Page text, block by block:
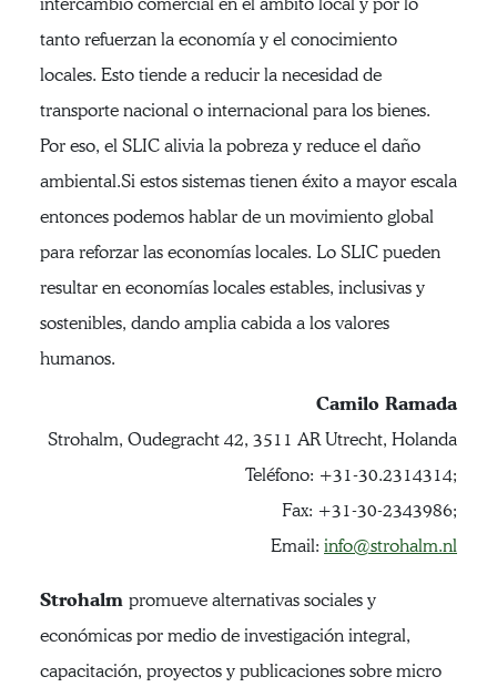
intercambio comercial en el ámbito local y por lo
tanto refuerzan la economía y el conocimiento
locales. Esto tiende a reducir la necesidad de
transporte nacional o internacional para los bienes.
Por eso, el SLIC alivia la pobreza y reduce el daño
ambiental.Si estos sistemas tienen éxito a mayor escala
entonces podemos hablar de un movimiento global
para reforzar las economías locales. Lo SLIC pueden
resultar en economías locales estables, inclusivas y
sostenibles, dando amplia cabida a los valores
humanos.
Camilo Ramada
Strohalm, Oudegracht 42, 3511 AR Utrecht, Holanda
Teléfono: +31-30.2314314;
Fax: +31-30-2343986;
Email: info@strohalm.nl
Strohalm promueve alternativas sociales y
económicas por medio de investigación integral,
capacitación, proyectos y publicaciones sobre micro